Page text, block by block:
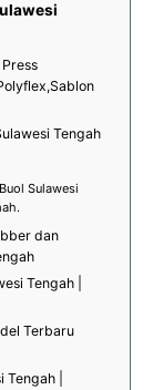
Tengah
Sulawesi
dan
Tengah |
Terbaru
|